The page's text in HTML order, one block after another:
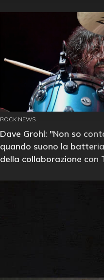
ROCK NEWS
Dave Grohl: "Non so
quando suono la
della collaborazione con